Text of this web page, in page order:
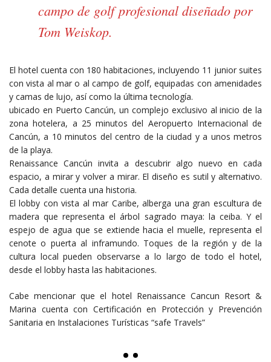
campo de golf profesional diseñado por
Tom Weiskop.
El hotel cuenta con 180 habitaciones, incluyendo 11 junior suites
con vista al mar o al campo de golf, equipadas con amenidades
y camas de lujo, así como la última tecnología.
ubicado en Puerto Cancún, un complejo exclusivo al inicio de la
zona hotelera, a 25 minutos del Aeropuerto Internacional de
Cancún, a 10 minutos del centro de la ciudad y a unos metros
de la playa.
Renaissance Cancún invita a descubrir algo nuevo en cada
espacio, a mirar y volver a mirar. El diseño es sutil y alternativo.
Cada detalle cuenta una historia.
El lobby con vista al mar Caribe, alberga una gran escultura de
madera que representa el árbol sagrado maya: la ceiba. Y el
espejo de agua que se extiende hacia el muelle, representa el
cenote o puerta al inframundo. Toques de la región y de la
cultura local pueden observarse a lo largo de todo el hotel,
desde el lobby hasta las habitaciones.
Cabe mencionar que el hotel Renaissance Cancun Resort &
Marina cuenta con Certificación en Protección y Prevención
Sanitaria en Instalaciones Turísticas “safe Travels”